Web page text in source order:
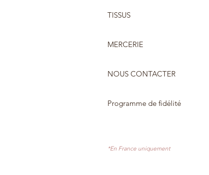
TISSUS
MERCERIE
NOUS CONTACTER
Programme de fidélité
*En France uniquement